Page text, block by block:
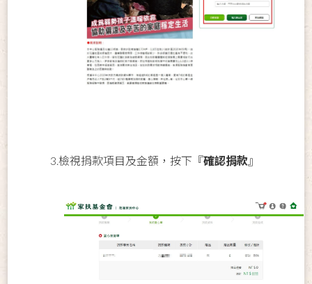
3.檢視捐款項目及金額，按下『確認捐款 』